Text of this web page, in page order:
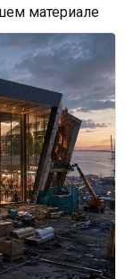
материале